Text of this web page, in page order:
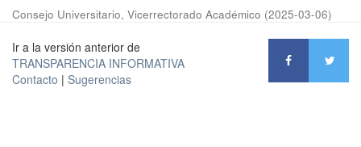
Consejo Universitario, Vicerrectorado Académico (2025-03-06)
Ir a la versión anterior de
TRANSPARENCIA INFORMATIVA
Contacto | Sugerencias